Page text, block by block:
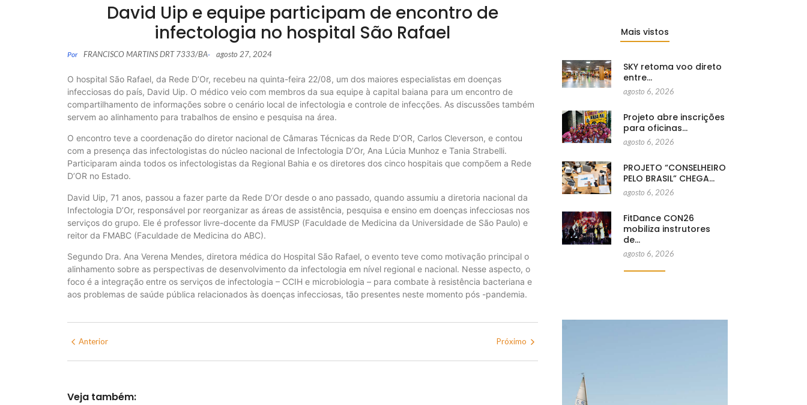
David Uip e equipe participam de encontro de
infectologia no hospital São Rafael
Por FRANCISCO MARTINS DRT 7333/BA- agosto 27, 2024
O hospital São Rafael, da Rede D’Or, recebeu na quinta-feira 22/08, um dos maiores especialistas em doenças
infecciosas do país, David Uip. O médico veio com membros da sua equipe à capital baiana para um encontro de
compartilhamento de informações sobre o cenário local de infectologia e controle de infecções. As discussões também
servem ao alinhamento para trabalhos de ensino e pesquisa na área.
O encontro teve a coordenação do diretor nacional de Câmaras Técnicas da Rede D’OR, Carlos Cleverson, e contou
com a presença das infectologistas do núcleo nacional de Infectologia D’Or, Ana Lúcia Munhoz e Tania Strabelli.
Participaram ainda todos os infectologistas da Regional Bahia e os diretores dos cinco hospitais que compõem a Rede
D’OR no Estado.
David Uip, 71 anos, passou a fazer parte da Rede D’Or desde o ano passado, quando assumiu a diretoria nacional da
Infectologia D’Or, responsável por reorganizar as áreas de assistência, pesquisa e ensino em doenças infecciosas nos
serviços do grupo. Ele é professor livre-docente da FMUSP (Faculdade de Medicina da Universidade de São Paulo) e
reitor da FMABC (Faculdade de Medicina do ABC).
Segundo Dra. Ana Verena Mendes, diretora médica do Hospital São Rafael, o evento teve como motivação principal o
alinhamento sobre as perspectivas de desenvolvimento da infectologia em nível regional e nacional. Nesse aspecto, o
foco é a integração entre os serviços de infectologia – CCIH e microbiologia – para combate à resistência bacteriana e
aos problemas de saúde pública relacionados às doenças infecciosas, tão presentes neste momento pós -pandemia.
Anterior Próximo
Veja também:
Mais vistos
SKY retoma voo direto
entre…
agosto 6, 2026
Projeto abre inscrições
para oficinas…
agosto 6, 2026
PROJETO “CONSELHEIRO
PELO BRASIL” CHEGA…
agosto 6, 2026
FitDance CON26
mobiliza instrutores
de…
agosto 6, 2026